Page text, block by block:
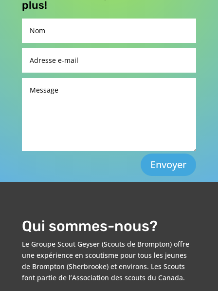
plus!
Envoyer
Qui sommes-nous?
Le Groupe Scout Geyser (Scouts de Brompton) offre
une expérience en scoutisme pour tous les jeunes
de Brompton (Sherbrooke) et environs. Les Scouts
font partie de l’Association des scouts du Canada.